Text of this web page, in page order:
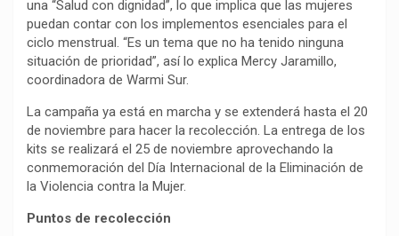
una “Salud con dignidad”, lo que implica que las mujeres
puedan contar con los implementos esenciales para el
ciclo menstrual. “Es un tema que no ha tenido ninguna
situación de prioridad”, así lo explica Mercy Jaramillo,
coordinadora de Warmi Sur.
La campaña ya está en marcha y se extenderá hasta el 20
de noviembre para hacer la recolección. La entrega de los
kits se realizará el 25 de noviembre aprovechando la
conmemoración del Día Internacional de la Eliminación de
la Violencia contra la Mujer.
Puntos de recolección